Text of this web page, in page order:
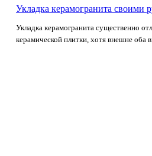
Укладка керамогранита своими
Укладка керамогранита существенно
керамической плитки, хотя внешне оба